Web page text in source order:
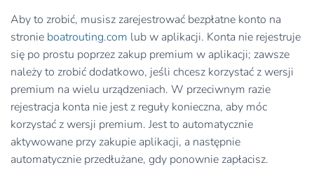
Aby to zrobić, musisz zarejestrować bezpłatne konto na
stronie boatrouting.com lub w aplikacji. Konta nie rejestruje
się po prostu poprzez zakup premium w aplikacji; zawsze
należy to zrobić dodatkowo, jeśli chcesz korzystać z wersji
premium na wielu urządzeniach. W przeciwnym razie
rejestracja konta nie jest z reguły konieczna, aby móc
korzystać z wersji premium. Jest to automatycznie
aktywowane przy zakupie aplikacji, a następnie
automatycznie przedłużane, gdy ponownie zapłacisz.